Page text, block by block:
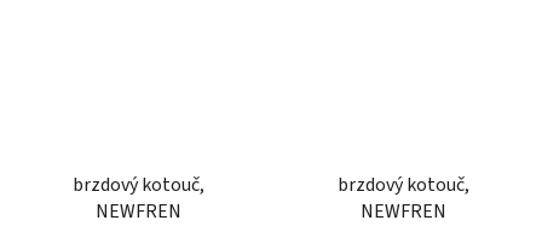
brzdový kotouč,
NEWFREN
brzdový kotouč,
NEWFREN